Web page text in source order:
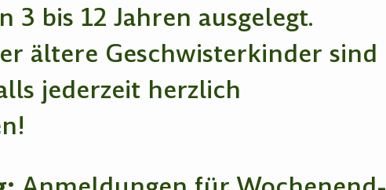
3 bis 12 Jahren ausgelegt.
ältere Geschwisterkinder sind
jederzeit herzlich